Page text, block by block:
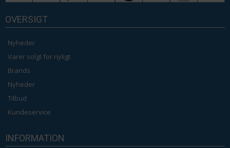
OVERSIGT
Nyheder
Varer solgt for nyligt
Brands
Nyheder
Tilbud
Kundeservice
INFORMATION